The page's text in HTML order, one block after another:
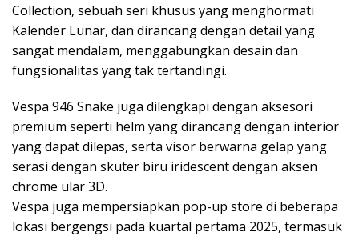
Collection, sebuah seri khusus yang menghormati
Kalender Lunar, dan dirancang dengan detail yang
sangat mendalam, menggabungkan desain dan
fungsionalitas yang tak tertandingi.
Vespa 946 Snake juga dilengkapi dengan aksesori
premium seperti helm yang dirancang dengan interior
yang dapat dilepas, serta visor berwarna gelap yang
serasi dengan skuter biru iridescent dengan aksen
chrome ular 3D.
Vespa juga mempersiapkan pop-up store di beberapa
lokasi bergengsi pada kuartal pertama 2025, termasuk